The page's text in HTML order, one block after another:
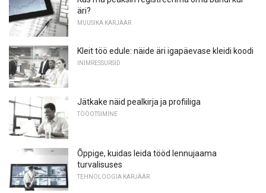
äri?
MUUSIKA KARJÄÄR
Kleit töö edule: näide äri igapäevase kleidi koodi
INIMRESSURSID
Jätkake näid pealkirja ja profiiliga
TÖÖOTSIMINE
Õppige, kuidas leida tööd lennujaama
turvalisuses
TEHNOLOOGIA KARJÄÄR